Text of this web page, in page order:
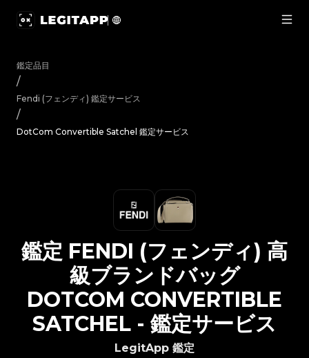
鑑定品目
/
Fendi (フェンディ) 鑑定サービス
/
DotCom Convertible Satchel 鑑定サービス
LegitApp 鑑定
鑑定 FENDI (フェンディ) 高
級ブランドバッグ
DOTCOM CONVERTIBLE
SATCHEL - 鑑定サービス